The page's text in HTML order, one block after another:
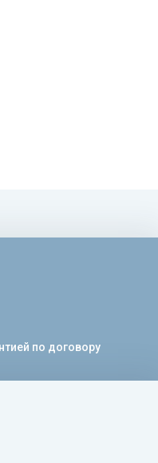
по договору